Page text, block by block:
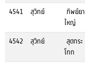
4541
สุวิทย์
ทิพย์ยา
ใหญ่
4542 สุวิทย์
สุดกระ
โทก